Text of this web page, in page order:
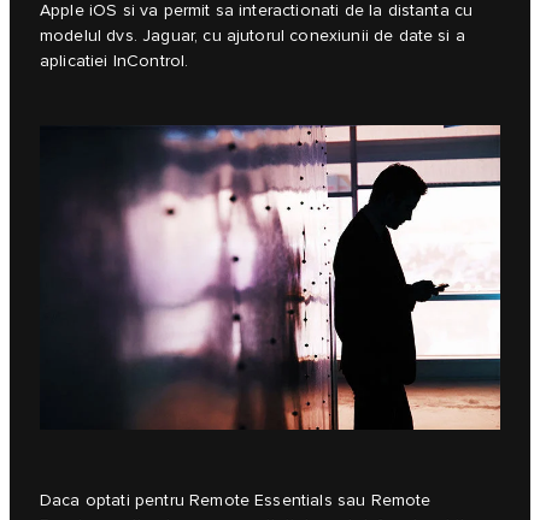
Apple iOS si va permit sa interactionati de la distanta cu
modelul dvs. Jaguar, cu ajutorul conexiunii de date si a
aplicatiei InControl.
Daca optati pentru Remote Essentials sau Remote